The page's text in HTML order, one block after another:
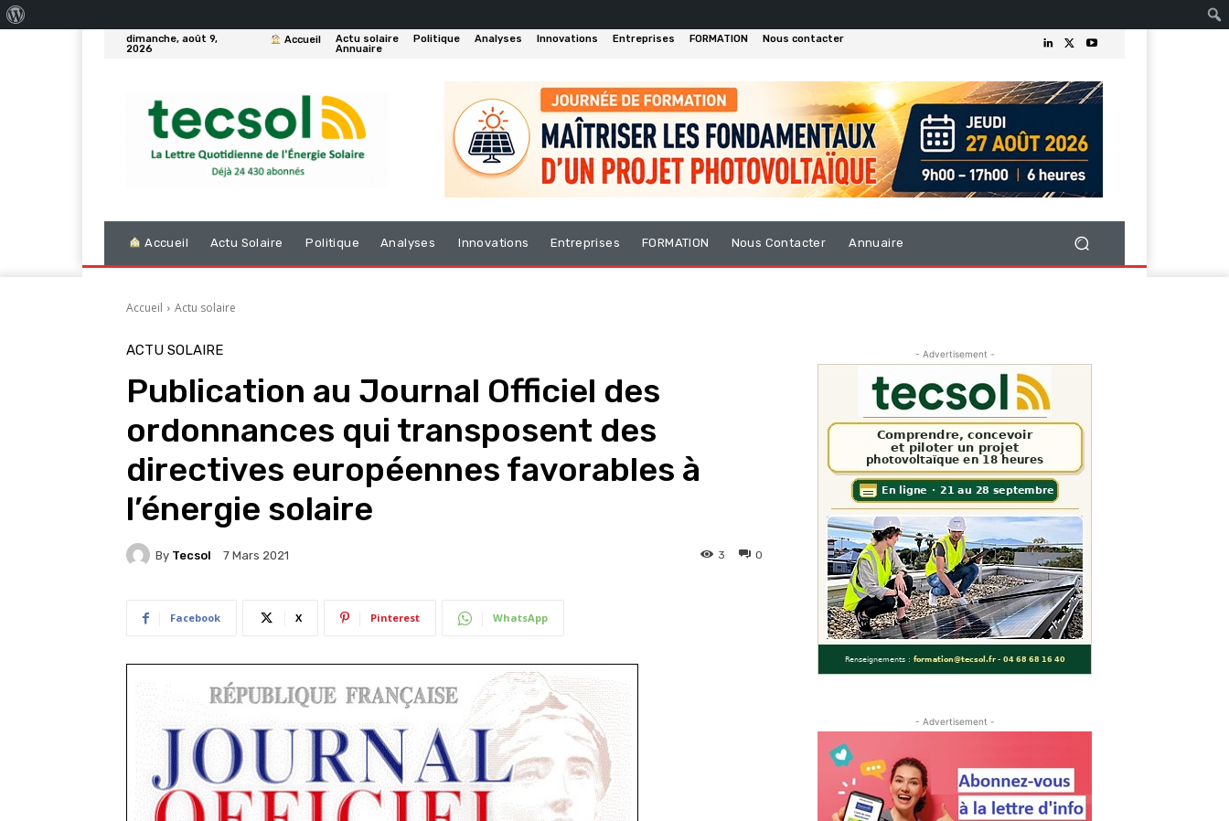
dimanche, août 9,
2026
Accueil Actu solaire Politique Analyses Innovations Entreprises FORMATION
Nous contacter
Annuaire
Accueil Actu Solaire Politique Analyses Innovations Entreprises FORMATION Nous Contacter Annuaire
Accueil Actu solaire
ACTU SOLAIRE
Publication au Journal Officiel des
ordonnances qui transposent des
directives européennes favorables à
l’énergie solaire
By Tecsol 7 Mars 2021 0
3
Facebook X Pinterest WhatsApp
- Advertisement -
- Advertisement -